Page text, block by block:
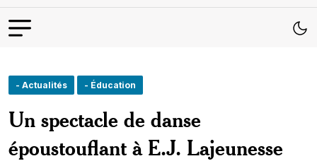
- Actualités - Éducation
Un spectacle de danse
époustouflant à E.J. Lajeunesse